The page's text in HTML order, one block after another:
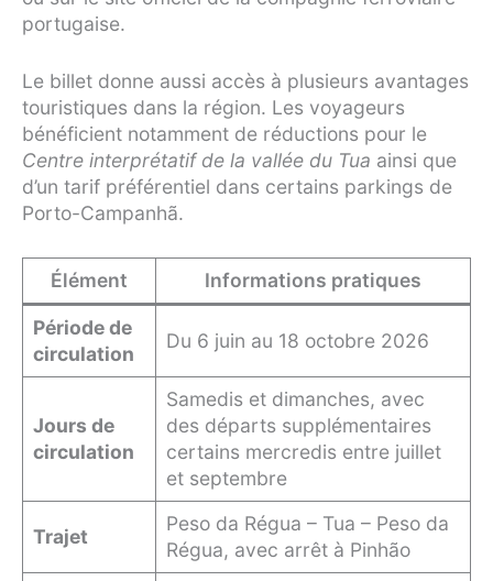
portugaise.
Le billet donne aussi accès à plusieurs avantages
touristiques dans la région. Les voyageurs
bénéficient notamment de réductions pour le
Centre interprétatif de la vallée du Tua ainsi que
d’un tarif préférentiel dans certains parkings de
Porto-Campanhã.
Élément Informations pratiques
Période de
circulation
Du 6 juin au 18 octobre 2026
Jours de
circulation
Samedis et dimanches, avec
des départs supplémentaires
certains mercredis entre juillet
et septembre
Trajet
Peso da Régua – Tua – Peso da
Régua, avec arrêt à Pinhão